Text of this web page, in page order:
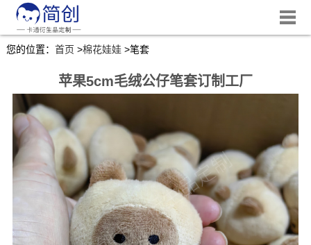
您的位置： 首页 >棉花娃娃>笔套
苹果5cm毛绒公仔笔套订制工厂